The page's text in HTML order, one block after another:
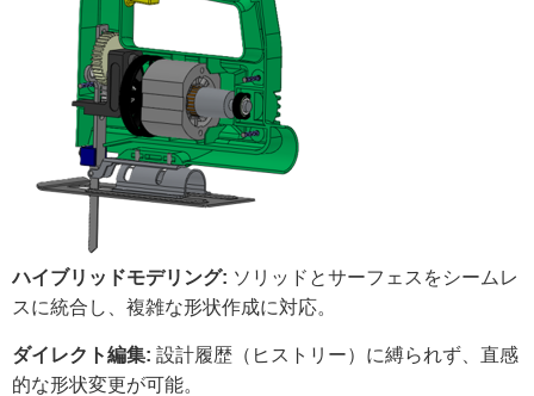
ハイブリッドモデリング: ソリッドとサーフェスをシームレ
スに統合し、複雑な形状作成に対応。
ダイレクト編集: 設計履歴（ヒストリー）に縛られず、直感
的な形状変更が可能。